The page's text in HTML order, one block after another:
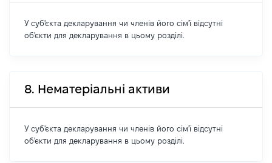
У суб'єкта декларування чи членів його сім'ї відсутні
об'єкти для декларування в цьому розділі.
8. Нематеріальні активи
У суб'єкта декларування чи членів його сім'ї відсутні
об'єкти для декларування в цьому розділі.